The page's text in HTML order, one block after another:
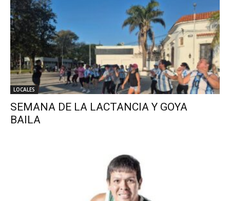
LOCALES
SEMANA DE LA LACTANCIA Y GOYA
BAILA